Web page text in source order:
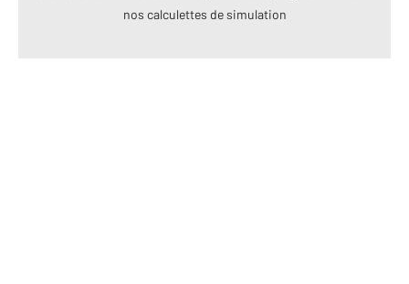
nos calculettes de simulation